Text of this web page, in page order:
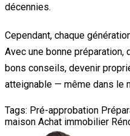
décennies.
Cependant, chaque
Avec une bonne
bons conseils, devenir
atteignable — même dans le
Tags: Pré-approbation
maison Achat immobilier